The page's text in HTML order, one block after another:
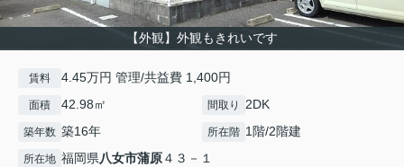
【外観】外観もきれいです
賃料 4.45万円 管理/共益費 1,400円
面積 42.98㎡ 間取り 2DK
築年数 築16年 所在階 1階/2階建
所在地 福岡県八女市蒲原４３－１